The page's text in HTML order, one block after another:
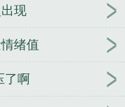
现
绪值
啊